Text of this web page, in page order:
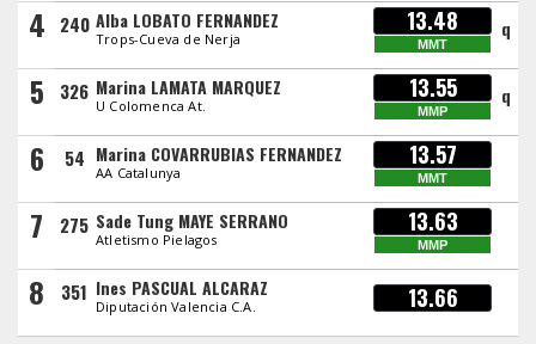
4 240 Alba LOBATO FERNANDEZ
Trops-Cueva de Nerja
13.48
MMT
q
5 326 Marina LAMATA MARQUEZ
U Colomenca At.
13.55
MMP
q
6 54 Marina COVARRUBIAS FERNANDEZ
AA Catalunya
13.57
MMT
7 275 Sade Tung MAYE SERRANO
Atletismo Pielagos
13.63
MMP
8 351 Ines PASCUAL ALCARAZ
Diputación Valencia C.A. 13.66